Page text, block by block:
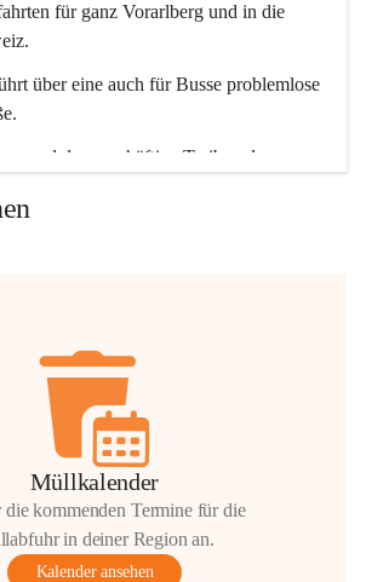
für ganz Vorarlberg und in die
über eine auch für Busse problemlose
und das geschäftige Treiben der
Müllkalender
die kommenden Termine für die
in deiner Region an.
Kalender ansehen